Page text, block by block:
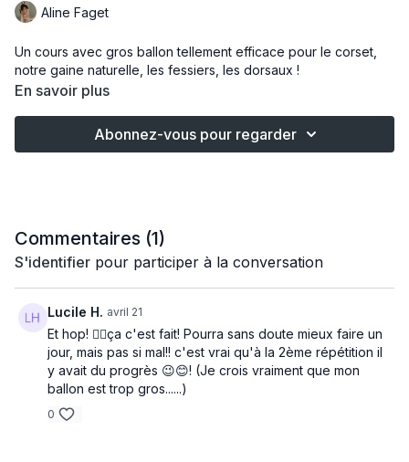
Aline Faget
Un cours avec gros ballon tellement efficace pour le corset,
notre gaine naturelle, les fessiers, les dorsaux !
En savoir plus
Abonnez-vous pour regarder
Commentaires (1)
S'identifier pour participer à la conversation
Lucile H. avril 21
Et hop! 🤸‍♂️ça c'est fait! Pourra sans doute mieux faire un
jour, mais pas si mal!! c'est vrai qu'à la 2ème répétition il
y avait du progrès 😉😊! (Je crois vraiment que mon
ballon est trop gros......)
0